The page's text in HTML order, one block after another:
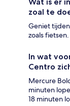
zoal te
Geniet
zoals
In wat
Centro
Mercure
minuten
18 minuten